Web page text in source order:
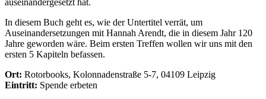
In diesem Buch geht es, wie der Untertitel verrät, um
Auseinandersetzungen mit Hannah Arendt, die in diesem Jahr 120
Jahre geworden wäre. Beim ersten Treffen wollen wir uns mit den
ersten 5 Kapiteln befassen.
Ort: Rotorbooks, Kolonnadenstraße 5-7, 04109 Leipzig
Eintritt: Spende erbeten